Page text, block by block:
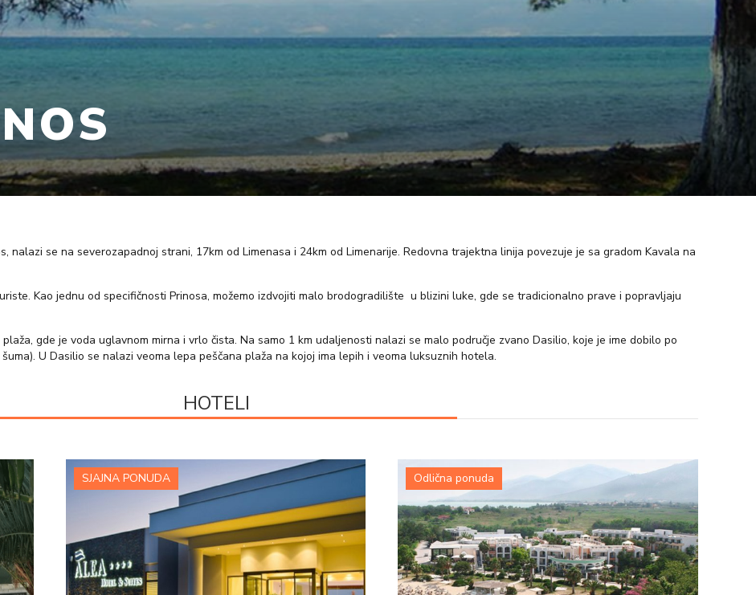
nalazi se na severozapadnoj strani, 17km od Limenasa i 24km od Limenarije. Redovna trajektna linija povezuje je sa gradom Kavala na
Kao jednu od specifičnosti Prinosa, možemo izdvojiti malo brodogradilište u blizini luke, gde se tradicionalno prave i popravljaju
gde je voda uglavnom mirna i vrlo čista. Na samo 1 km udaljenosti nalazi se malo područje zvano Dasilio, koje je ime dobilo po
U Dasilio se nalazi veoma lepa peščana plaža na kojoj ima lepih i veoma luksuznih hotela.
HOTELI
SJAJNA PONUDA
VIŠE INFORMACIJA
Odlična ponuda
VIŠE INFORMACIJA